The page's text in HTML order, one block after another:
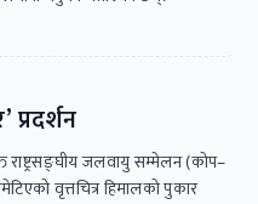
जलवायु सम्मेलन (कोप–
वृत्तचित्र हिमालको पुकार